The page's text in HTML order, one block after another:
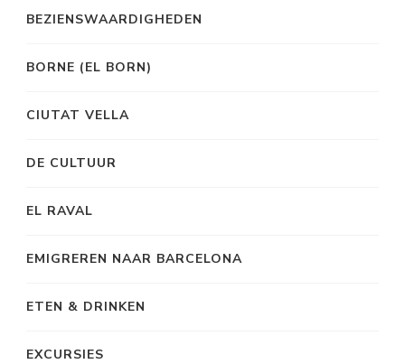
BEZIENSWAARDIGHEDEN
BORNE (EL BORN)
CIUTAT VELLA
DE CULTUUR
EL RAVAL
EMIGREREN NAAR BARCELONA
ETEN & DRINKEN
EXCURSIES